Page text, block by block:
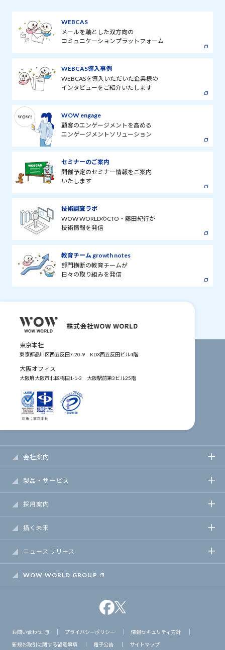
WEBCAS
メールを軸とした双方向の
コミュニケーションプラットフォーム
WEBCAS導入事例
WEBCASを導入いただいた企業様の
インタビューをご紹介いたします
WOW engage
顧客のエンゲージメントを高める
エンゲージメントソリューション
セミナーのご案内
開催予定のセミナー情報をご案内
いたします
技術調査ラボ
WOW WORLDのCTO・藤田紀行が
技術情報を発信
教育チーム growth notes
部門横断の教育チームが
日々の取り組みを発信
東京本社
東京都品川区西五反田7-20-9 KDX西五反田ビル4階
大阪オフィス
大阪府大阪市北区梅田1-1-3 大阪駅前第3ビル25階
会社案内
製品・サービス
採用案内
描く未来
ニュースリリース
WOW WORLD GROUP
お問い合わせ プライバシーポリシー 情報セキュリティ方針
新規お取引に関する留意事項 電子公告 サイトマップ